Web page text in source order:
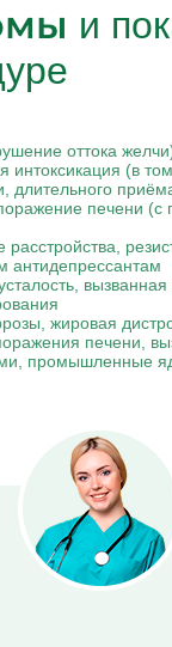
и
оттока
интоксикация (в
длительного
печени (с
расстройства,
антидепрессантам
жировая
печени,
промышленные